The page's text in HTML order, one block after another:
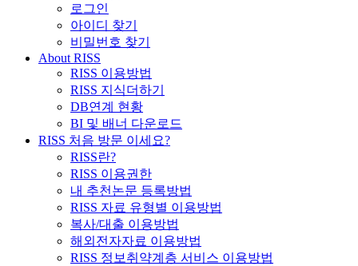
로그인
아이디 찾기
비밀번호 찾기
About RISS
RISS 이용방법
RISS 지식더하기
DB연계 현황
BI 및 배너 다운로드
RISS 처음 방문 이세요?
RISS란?
RISS 이용권한
내 추천논문 등록방법
RISS 자료 유형별 이용방법
복사/대출 이용방법
해외전자자료 이용방법
RISS 정보취약계층 서비스 이용방법